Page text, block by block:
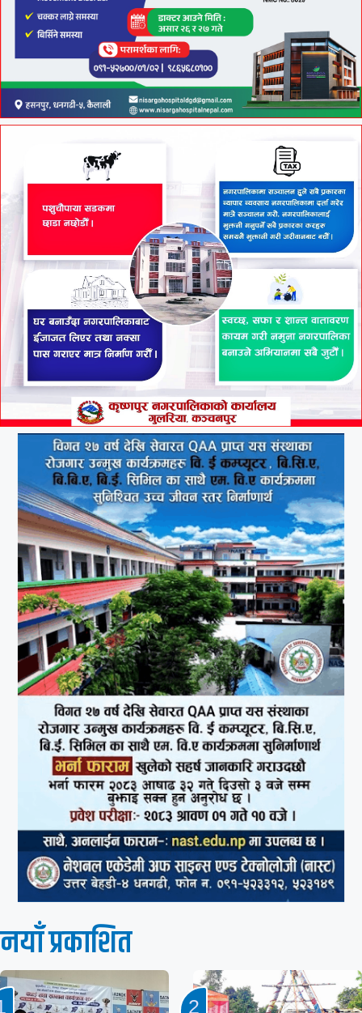
नयाँ प्रकाशित